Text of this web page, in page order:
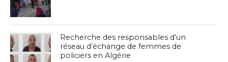
Recherche des responsables d’un
réseau d’échange de femmes de
policiers en Algérie